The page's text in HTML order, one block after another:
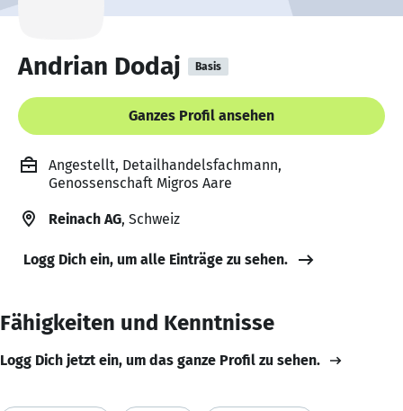
Andrian Dodaj Basis
Ganzes Profil ansehen
Angestellt, Detailhandelsfachmann,
Genossenschaft Migros Aare
Reinach AG, Schweiz
Logg Dich ein, um alle Einträge zu sehen.
Fähigkeiten und Kenntnisse
Logg Dich jetzt ein, um das ganze Profil zu sehen.